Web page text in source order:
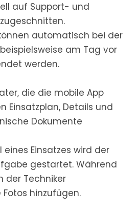
auf Support- und
automatisch bei der
am Tag vor
werden.
die die mobile App
Einsatzplan, Details und
Dokumente
eines Einsatzes wird der
gestartet. Während
der Techniker
hinzufügen.